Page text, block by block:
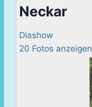
Neckar
Diashow
20 Fotos anzeigen